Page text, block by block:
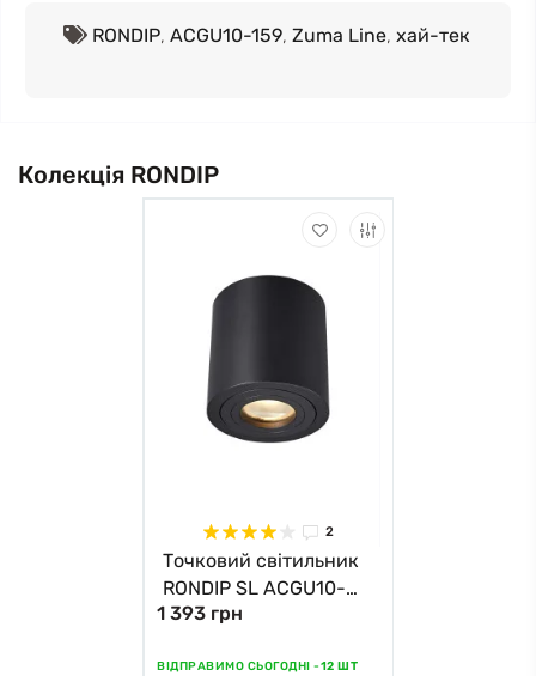
RONDIP, ACGU10-159, Zuma Line, хай-тек
Колекція RONDIP
2
Точковий світильник
RONDIP SL ACGU10-
159 Zuma Line
1 393 грн
ВІДПРАВИМО СЬОГОДНІ -12 ШТ